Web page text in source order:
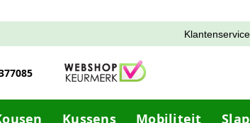
Klantenservice
Kussens Mobiliteit